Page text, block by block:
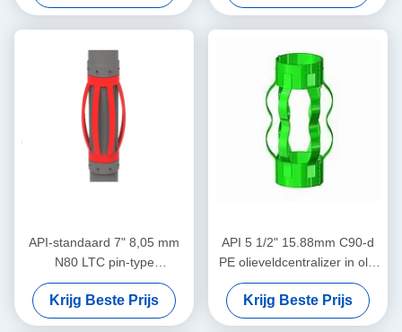
Verplaatsing van Casing
Centralizers in Olie & Gas
Operaties
centralizator verplaatsing in
olie & gas operaties
API-standaard 7" 8,05 mm
N80 LTC pin-type
centralisator voor het
beperken van de
verplaatsing van de casing-
Krijg Beste Prijs
API 5 1/2" 15.88mm C90-d
PE olieveldcentralizer in olie
en gas
Krijg Beste Prijs